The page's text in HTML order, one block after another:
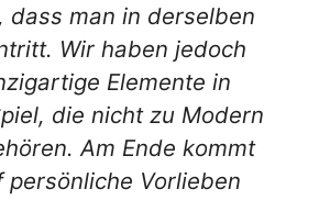
dass man in derselben
Wir haben jedoch
Elemente in
die nicht zu Modern
Am Ende kommt
persönliche Vorlieben